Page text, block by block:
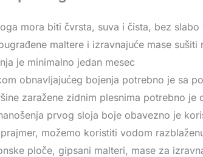
mora biti čvrsta, suva i čista, bez
maltere i izravnajuće mase
je minimalno jedan mesec
obnavljajućeg bojenja potrebno je sa
zaražene zidnim plesnima potrebno
prvog sloja boje obavezno je
možemo koristiti vodom
ploče, gipsani malteri, mase za